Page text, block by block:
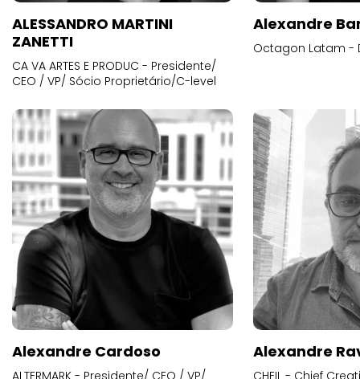
ALESSANDRO MARTINI
ZANETTI
CA VA ARTES E PRODUC - Presidente/
CEO / VP/ Sócio Proprietário/C-level
Alexandre
Octagon Latam -
Alexandre Cardoso
ALTERMARK - Presidente/ CEO / VP/
Alexandre
CHEIL - Chief